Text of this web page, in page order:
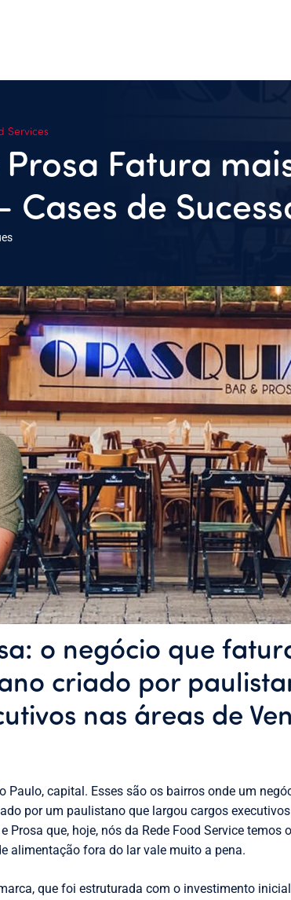
Services
Fatura
Cases de
o negócio que
criado por
nas áreas de
Paulo, capital. Esses são os bairros onde um
por um paulistano que largou cargos
que, hoje, nós da Rede Food Service temos
alimentação fora do lar vale muito a pena.
que foi estruturada com o investimento